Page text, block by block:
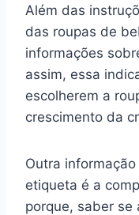
Além das
das roupas de
informações
assim, essa
escolherem a
crescimento da
Outra
etiqueta é a
porque, saber se